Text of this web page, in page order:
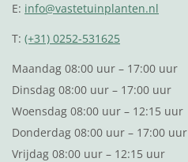
E: info@vastetuinplanten.nl
T:(+31) 0252-531625
Maandag 08:00 uur – 17:00 uur
Dinsdag 08:00 uur – 17:00 uur
Woensdag 08:00 uur – 12:15 uur
Donderdag 08:00 uur – 17:00 uur
Vrijdag 08:00 uur – 12:15 uur